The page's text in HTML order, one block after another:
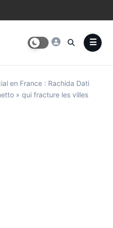
en France : Rachida Dati
» qui fracture les villes